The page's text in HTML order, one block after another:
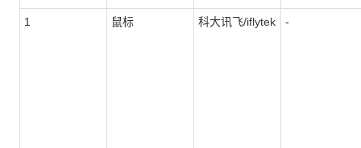
1 鼠标 科大讯飞/iflytek -